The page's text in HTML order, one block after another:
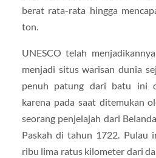
berat rata-rata hingga
ton.
UNESCO telah
menjadi situs warisan dunia
penuh patung dari batu ini
karena pada saat ditemukan
seorang penjelajah dari
Paskah di tahun 1722. Pulau
ribu lima ratus kilometer dari